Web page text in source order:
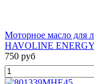
Моторное масло для
HAVOLINE
750 руб